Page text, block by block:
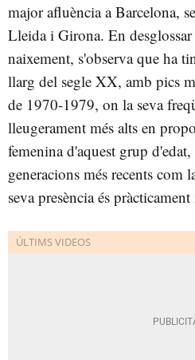
major afluència a Barcelona,
Lleida i Girona. En desglossar
naixement, s'observa que ha
llarg del segle XX, amb pics
de 1970-1979, on la seva
lleugerament més alts en
femenina d'aquest grup
generacions més recents
seva presència és